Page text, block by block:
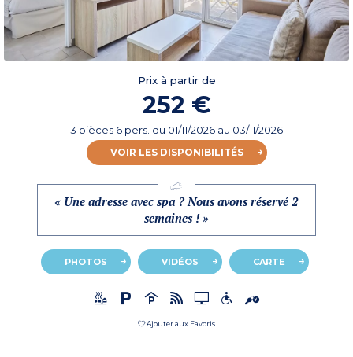
Prix à partir de
252 €
3 pièces 6 pers. du 01/11/2026 au 03/11/2026
VOIR LES DISPONIBILITÉS
« Une adresse avec spa ? Nous avons réservé 2
semaines ! »
PHOTOS VIDÉOS CARTE
Ajouter aux Favoris